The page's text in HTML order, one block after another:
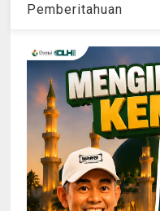
Pemberitahuan